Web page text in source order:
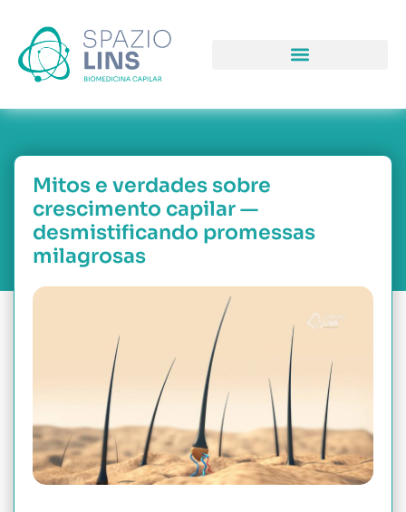
Mitos e verdades sobre
crescimento capilar —
desmistificando promessas
milagrosas